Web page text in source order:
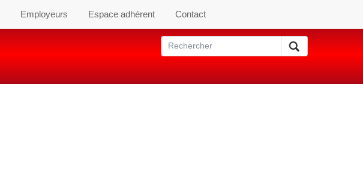
Employeurs Espace adhérent Contact